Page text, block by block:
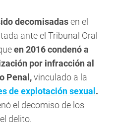
decomisadasen el
ante el Tribunal Oral
en 2016 condenó a
por infracción al
Penal,vinculado a la
de explotación sexual .
el decomiso de los
delito.